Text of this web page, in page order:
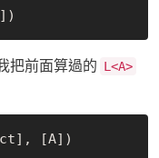
把前面算過的 L<A>